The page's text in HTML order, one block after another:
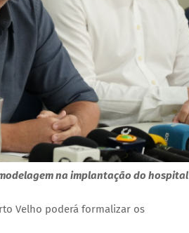
na implantação do hospital
Velho poderá formalizar os